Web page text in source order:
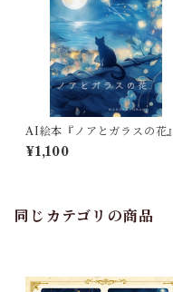
AI絵本『ノアとガラスの花』
¥1,100
同じカテゴリの商品